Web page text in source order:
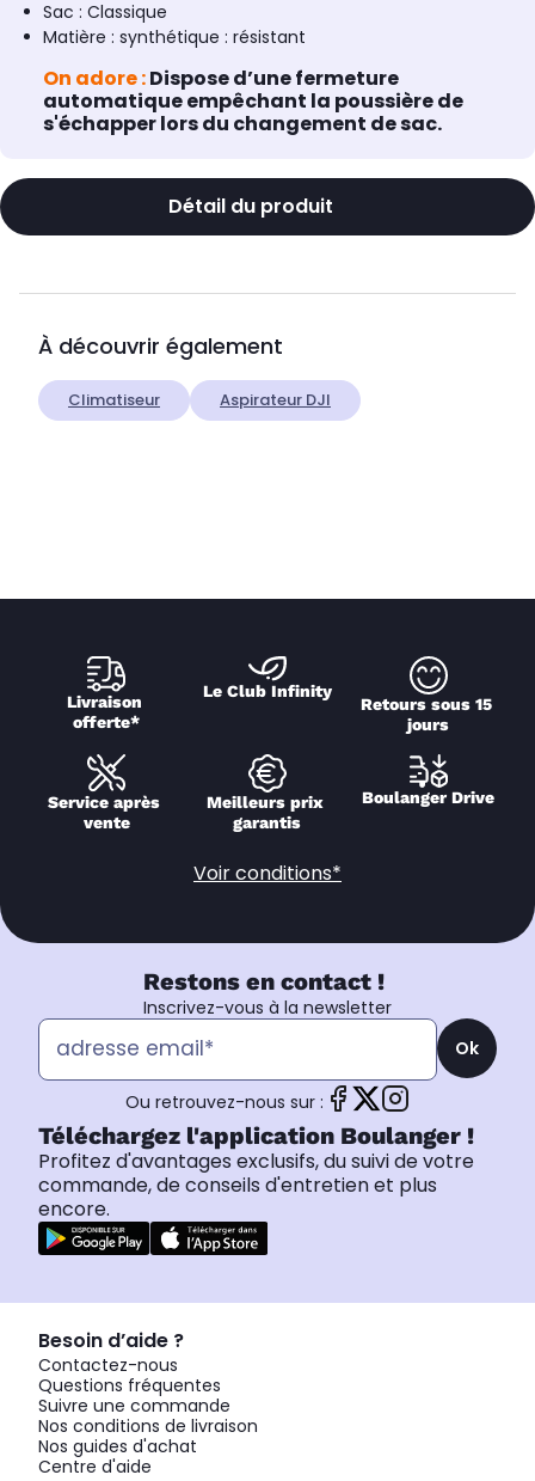
Sac : Classique
Matière : synthétique : résistant
On adore :Dispose d’une fermeture
automatique empêchant la poussière de
s'échapper lors du changement de sac.
Détail du produit
À découvrir également
Climatiseur Aspirateur DJI
Livraison
offerte*
Le Club Infinity
Retours sous 15
jours
Service après
vente
Meilleurs prix
garantis
Boulanger Drive
Voir conditions*
Restons en contact !
Inscrivez-vous à la newsletter
Ok
Ou retrouvez-nous sur :
Téléchargez l'application Boulanger !
Profitez d'avantages exclusifs, du suivi de votre
commande, de conseils d'entretien et plus
encore.
Besoin d’aide ?
Contactez-nous
Questions fréquentes
Suivre une commande
Nos conditions de livraison
Nos guides d'achat
Centre d'aide